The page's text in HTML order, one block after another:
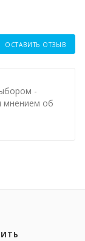
ОСТАВИТЬ ОТЗЫВ
-
мнением об